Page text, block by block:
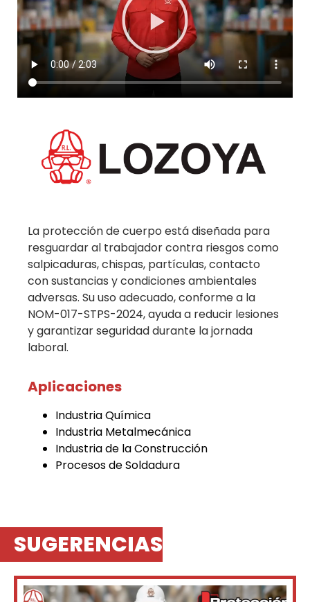
La protección de cuerpo está diseñada para
resguardar al trabajador contra riesgos como
salpicaduras, chispas, partículas, contacto
con sustancias y condiciones ambientales
adversas. Su uso adecuado, conforme a la
NOM-017-STPS-2024, ayuda a reducir lesiones
y garantizar seguridad durante la jornada
laboral.
Aplicaciones
Industria Química
Industria Metalmecánica
Industria de la Construcción
Procesos de Soldadura
SUGERENCIAS